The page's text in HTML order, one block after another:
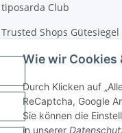
Wie wir Cookies
Durch Klicken auf
ReCaptcha, Google
Sie können die
in unserer
tiposarda Club
Trusted Shops Gütesiegel
Virtueller Rundgang bei
über tiposarda
Sitemap